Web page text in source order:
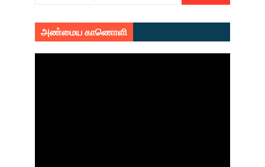
அண்மைய காணொளி